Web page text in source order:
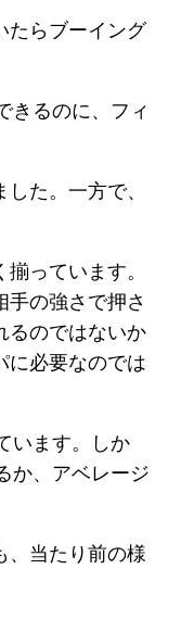
たらブーイング
きるのに、フィ
た。一方で、
っています。
手の強さで押さ
るのではないか
に必要なのでは
います。しか
か、アベレージ
、当たり前の様